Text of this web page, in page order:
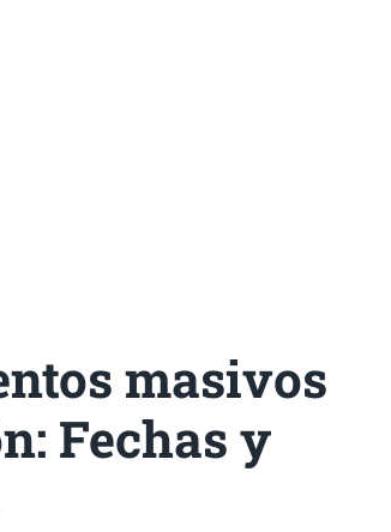
masivos
Fechas y